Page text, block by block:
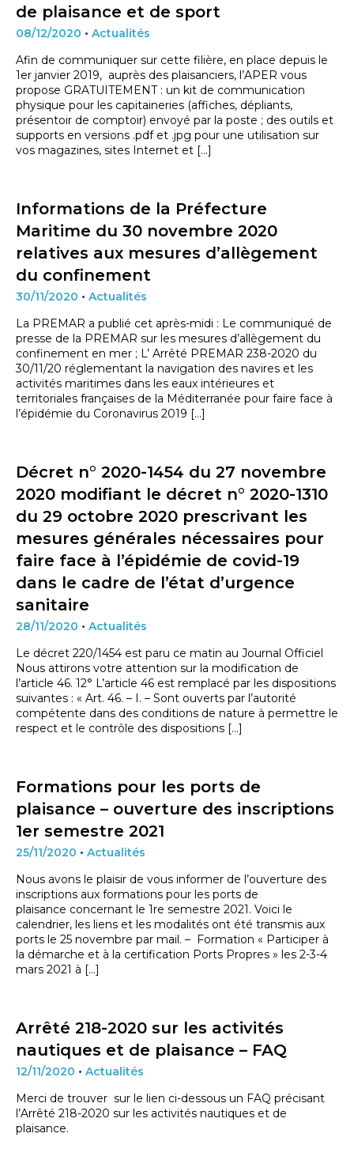
de plaisance et de sport
08/12/2020 • Actualités
Afin de communiquer sur cette filière, en place depuis le
1er janvier 2019, auprès des plaisanciers, l’APER vous
propose GRATUITEMENT : un kit de communication
physique pour les capitaineries (affiches, dépliants,
présentoir de comptoir) envoyé par la poste ; des outils et
supports en versions .pdf et .jpg pour une utilisation sur
vos magazines, sites Internet et […]
Informations de la Préfecture
Maritime du 30 novembre 2020
relatives aux mesures d’allègement
du confinement
30/11/2020 • Actualités
La PREMAR a publié cet après-midi : Le communiqué de
presse de la PREMAR sur les mesures d’allègement du
confinement en mer ; L’ Arrêté PREMAR 238-2020 du
30/11/20 réglementant la navigation des navires et les
activités maritimes dans les eaux intérieures et
territoriales françaises de la Méditerranée pour faire face à
l’épidémie du Coronavirus 2019 […]
Décret n° 2020-1454 du 27 novembre
2020 modifiant le décret n° 2020-1310
du 29 octobre 2020 prescrivant les
mesures générales nécessaires pour
faire face à l’épidémie de covid-19
dans le cadre de l’état d’urgence
sanitaire
28/11/2020 • Actualités
Le décret 220/1454 est paru ce matin au Journal Officiel
Nous attirons votre attention sur la modification de
l’article 46. 12° L’article 46 est remplacé par les dispositions
suivantes : « Art. 46. – I. – Sont ouverts par l’autorité
compétente dans des conditions de nature à permettre le
respect et le contrôle des dispositions […]
Formations pour les ports de
plaisance – ouverture des inscriptions
1er semestre 2021
25/11/2020 • Actualités
Nous avons le plaisir de vous informer de l’ouverture des
inscriptions aux formations pour les ports de
plaisance concernant le 1re semestre 2021. Voici le
calendrier, les liens et les modalités ont été transmis aux
ports le 25 novembre par mail. – Formation « Participer à
la démarche et à la certification Ports Propres » les 2-3-4
mars 2021 à […]
Arrêté 218-2020 sur les activités
nautiques et de plaisance – FAQ
12/11/2020 • Actualités
Merci de trouver sur le lien ci-dessous un FAQ précisant
l’Arrêté 218-2020 sur les activités nautiques et de
plaisance.